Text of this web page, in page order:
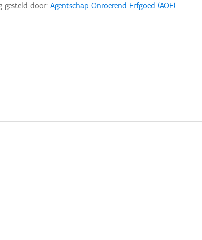
gesteld door:Agentschap Onroerend Erfgoed (AOE)